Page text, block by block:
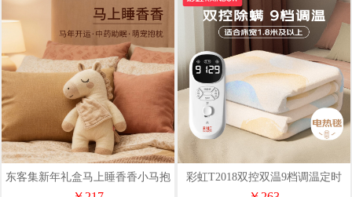
东客集新年礼盒马上睡香香小马抱
枕
彩虹T2018双控双温9档调温定时
除螨双人电热毯2*1.8米